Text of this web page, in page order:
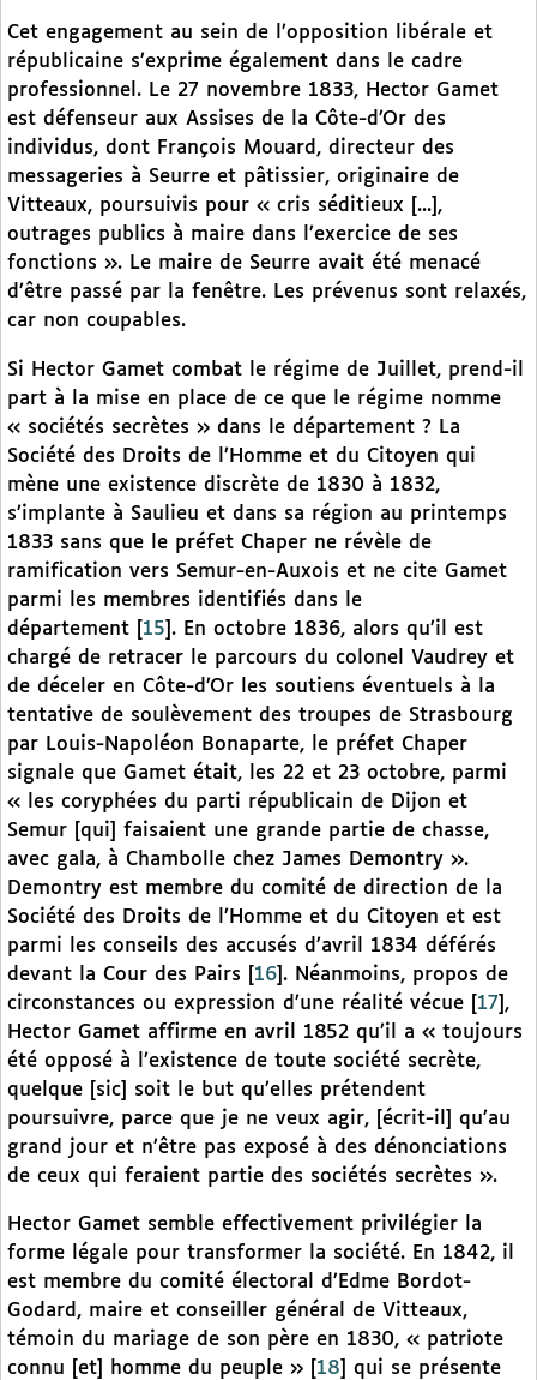
Cet engagement au sein de l’opposition libérale et
républicaine s’exprime également dans le cadre
professionnel. Le 27 novembre 1833, Hector Gamet
est défenseur aux Assises de la Côte-d’Or des
individus, dont François Mouard, directeur des
messageries à Seurre et pâtissier, originaire de
Vitteaux, poursuivis pour « cris séditieux [...],
outrages publics à maire dans l’exercice de ses
fonctions ». Le maire de Seurre avait été menacé
d’être passé par la fenêtre. Les prévenus sont relaxés,
car non coupables.
Si Hector Gamet combat le régime de Juillet, prend-il
part à la mise en place de ce que le régime nomme
« sociétés secrètes » dans le département ? La
Société des Droits de l’Homme et du Citoyen qui
mène une existence discrète de 1830 à 1832,
s’implante à Saulieu et dans sa région au printemps
1833 sans que le préfet Chaper ne révèle de
ramification vers Semur-en-Auxois et ne cite Gamet
parmi les membres identifiés dans le
département
15 . En octobre 1836, alors qu’il est
chargé de retracer le parcours du colonel Vaudrey et
de déceler en Côte-d’Or les soutiens éventuels à la
tentative de soulèvement des troupes de Strasbourg
par Louis-Napoléon Bonaparte, le préfet Chaper
signale que Gamet était, les 22 et 23 octobre, parmi
« les coryphées du parti républicain de Dijon et
Semur [qui] faisaient une grande partie de chasse,
avec gala, à Chambolle chez James Demontry ».
Demontry est membre du comité de direction de la
Société des Droits de l’Homme et du Citoyen et est
parmi les conseils des accusés d’avril 1834 déférés
devant la Cour des Pairs
16 . Néanmoins, propos de
circonstances ou expression d’une réalité vécue
17 ,
Hector Gamet affirme en avril 1852 qu’il a « toujours
été opposé à l’existence de toute société secrète,
quelque [sic] soit le but qu’elles prétendent
poursuivre, parce que je ne veux agir, [écrit-il] qu’au
grand jour et n’être pas exposé à des dénonciations
de ceux qui feraient partie des sociétés secrètes ».
Hector Gamet semble effectivement privilégier la
forme légale pour transformer la société. En 1842, il
est membre du comité électoral d’Edme Bordot-
Godard, maire et conseiller général de Vitteaux,
témoin du mariage de son père en 1830, « patriote
connu [et] homme du peuple »
18
qui se présente